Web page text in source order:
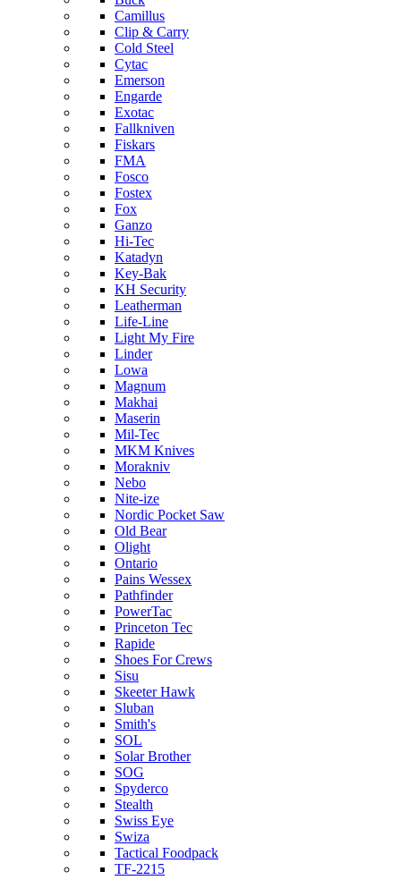
Camillus
Clip & Carry
Cold Steel
Cytac
Emerson
Engarde
Exotac
Fallkniven
Fiskars
FMA
Fosco
Fostex
Fox
Ganzo
Hi-Tec
Katadyn
Key-Bak
KH Security
Leatherman
Life-Line
Light My Fire
Linder
Lowa
Magnum
Makhai
Maserin
Mil-Tec
MKM Knives
Morakniv
Nebo
Nite-ize
Nordic Pocket Saw
Old Bear
Olight
Ontario
Pains Wessex
Pathfinder
PowerTac
Princeton Tec
Rapide
Shoes For Crews
Sisu
Skeeter Hawk
Sluban
Smith's
SOL
Solar Brother
SOG
Spyderco
Stealth
Swiss Eye
Swiza
Tactical Foodpack
TF-2215